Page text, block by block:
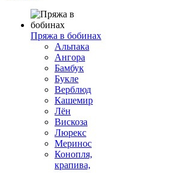
Пряжа в бобинах
Альпака
Ангора
Бамбук
Букле
Верблюд
Кашемир
Лён
Вискоза
Люрекс
Меринос
Конопля,
крапива,